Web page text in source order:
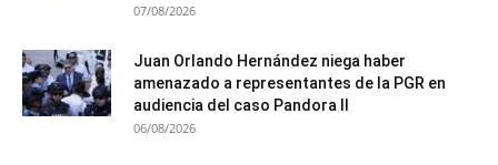
07/08/2026
Juan Orlando Hernández niega haber
amenazado a representantes de la PGR en
audiencia del caso Pandora II
06/08/2026